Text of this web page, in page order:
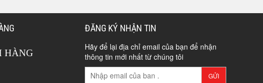
HÀNG
ĐĂNG KÝ NHẬN TIN
Hãy để lại địa chỉ email của bạn để nhận
thông tin mới nhất từ chúng tôi
GỬI